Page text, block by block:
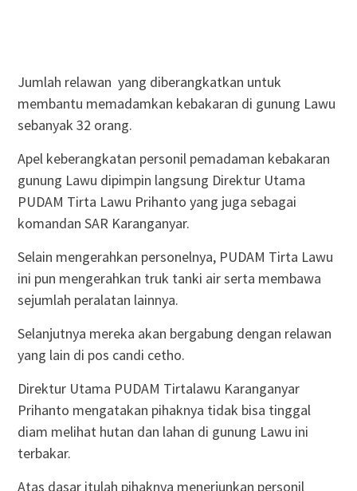
Jumlah relawan yang diberangkatkan untuk
membantu memadamkan kebakaran di gunung Lawu
sebanyak 32 orang.
Apel keberangkatan personil pemadaman kebakaran
gunung Lawu dipimpin langsung Direktur Utama
PUDAM Tirta Lawu Prihanto yang juga sebagai
komandan SAR Karanganyar.
Selain mengerahkan personelnya, PUDAM Tirta Lawu
ini pun mengerahkan truk tanki air serta membawa
sejumlah peralatan lainnya.
Selanjutnya mereka akan bergabung dengan relawan
yang lain di pos candi cetho.
Direktur Utama PUDAM Tirtalawu Karanganyar
Prihanto mengatakan pihaknya tidak bisa tinggal
diam melihat hutan dan lahan di gunung Lawu ini
terbakar.
Atas dasar itulah pihaknya menerjunkan personil